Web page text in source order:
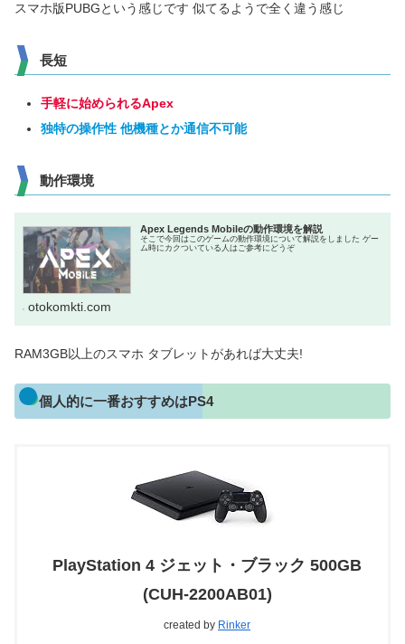
スマホ版PUBGという感じです 似てるようで全く違う感じ
長短
手軽に始められるApex
独特の操作性 他機種とか通信不可能
動作環境
Apex Legends Mobileの動作環境を解説
そこで今回はこのゲームの動作環境について解説をしました ゲー
ム時にカクついている人はご参考にどうぞ
otokomkti.com
RAM3GB以上のスマホ タブレットがあれば大丈夫!
個人的に一番おすすめはPS4
PlayStation 4 ジェット・ブラック 500GB
(CUH-2200AB01)
created by Rinker